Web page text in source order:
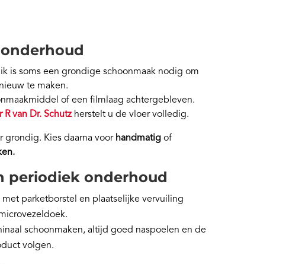
is soms een grondige schoonmaak nodig om
te maken.
of een filmlaag achtergebleven.
van Dr. Schutzherstelt u de vloer volledig.
grondig. Kies daarna voor handmatigof
periodiek onderhoud
parketborstel en plaatselijke vervuiling
schoonmaken, altijd goed naspoelen en de
volgen.